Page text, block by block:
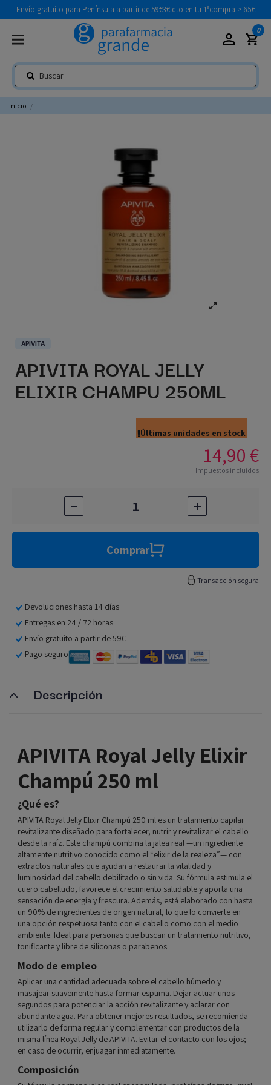
Envío gratuito para Península a partir de 59€3€ dto en tu 1ªcompra > 65€
0
Inicio
APIVITA
APIVITA ROYAL JELLY
ELIXIR CHAMPU 250ML
Últimas unidades en stock
14,90 €
Impuestos incluidos
Comprar
Transacción segura
Devoluciones hasta 14 días
Entregas en 24 / 72 horas
Envío gratuito a partir de 59€
Pago seguro
Descripción
APIVITA Royal Jelly Elixir
Champú 250 ml
¿Qué es?
APIVITA Royal Jelly Elixir Champú 250 ml es un tratamiento capilar
revitalizante diseñado para fortalecer, nutrir y revitalizar el cabello
desde la raíz. Este champú combina la jalea real —un ingrediente
altamente nutritivo conocido como el “elixir de la realeza”— con
extractos naturales que ayudan a restaurar la vitalidad y
luminosidad del cabello debilitado o sin vida. Su fórmula estimula el
cuero cabelludo, favorece el crecimiento saludable y aporta una
sensación de energía y frescura. Además, está elaborado con hasta
un 90% de ingredientes de origen natural, lo que lo convierte en
una opción respetuosa tanto con el cabello como con el medio
ambiente. Ideal para personas que buscan un tratamiento nutritivo,
tonificante y libre de siliconas o parabenos.
Modo de empleo
Aplicar una cantidad adecuada sobre el cabello húmedo y
masajear suavemente hasta formar espuma. Dejar actuar unos
segundos para potenciar la acción revitalizante y aclarar con
abundante agua. Para obtener mejores resultados, se recomienda
utilizarlo de forma regular y complementar con productos de la
misma línea Royal Jelly de APIVITA. Evitar el contacto con los ojos;
en caso de ocurrir, enjuagar inmediatamente.
Composición